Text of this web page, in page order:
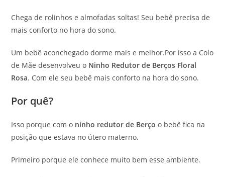
Chega de rolinhos e almofadas soltas! Seu bebê precisa de
mais conforto no hora do sono.
Um bebê aconchegado dorme mais e melhor.Por isso a Colo
de Mãe desenvolveu o Ninho Redutor de Berços Floral
Rosa. Com ele seu bebê mais conforto na hora do sono.
Por quê?
Isso porque com o ninho redutor de Berço o bebê fica na
posição que estava no útero materno.
Primeiro porque ele conhece muito bem esse ambiente.